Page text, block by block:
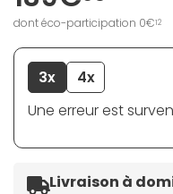
dont éco-participation 0€12
3x
4x
Une erreur est
Livraison à